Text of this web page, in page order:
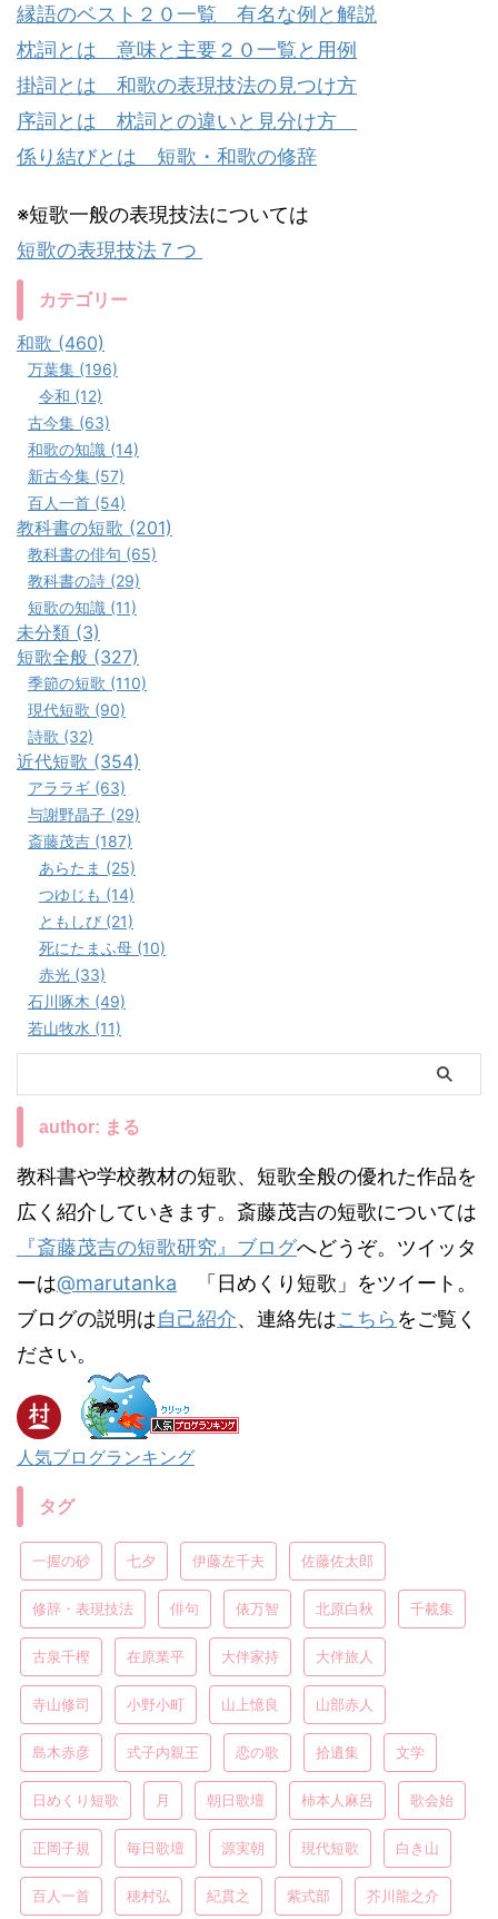
縁語のベスト２０一覧 有名な例と解説
枕詞とは 意味と主要２０一覧と用例
掛詞とは 和歌の表現技法の見つけ方
序詞とは 枕詞との違いと見分け方
係り結びとは 短歌・和歌の修辞
※短歌一般の表現技法については
短歌の表現技法７つ
カテゴリー
和歌 (460)
万葉集 (196)
令和 (12)
古今集 (63)
和歌の知識 (14)
新古今集 (57)
百人一首 (54)
教科書の短歌 (201)
教科書の俳句 (65)
教科書の詩 (29)
短歌の知識 (11)
未分類 (3)
短歌全般 (327)
季節の短歌 (110)
現代短歌 (90)
詩歌 (32)
近代短歌 (354)
アララギ (63)
与謝野晶子 (29)
斎藤茂吉 (187)
あらたま (25)
つゆじも (14)
ともしび (21)
死にたまふ母 (10)
赤光 (33)
石川啄木 (49)
若山牧水 (11)
author: まる
教科書や学校教材の短歌、短歌全般の優れた作品を
広く紹介していきます。斎藤茂吉の短歌については
『斎藤茂吉の短歌研究』ブログへどうぞ。ツイッタ
ーは@marutanka 「日めくり短歌」をツイート。
ブログの説明は自己紹介、連絡先はこちら をご覧く
ださい。
人気ブログランキング
タグ
一握の砂 七夕 伊藤左千夫 佐藤佐太郎
修辞・表現技法 俳句 俵万智 北原白秋 千載集
古泉千樫 在原業平 大伴家持 大伴旅人
寺山修司 小野小町 山上憶良 山部赤人
島木赤彦 式子内親王 恋の歌 拾遺集 文学
日めくり短歌 月 朝日歌壇 柿本人麻呂 歌会始
正岡子規 毎日歌壇 源実朝 現代短歌 白き山
百人一首 穂村弘 紀貫之 紫式部 芥川龍之介